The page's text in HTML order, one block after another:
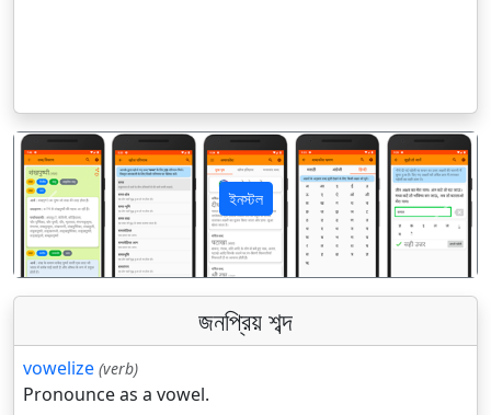
ইনস্টল
पिछला अगला
জনপ্রিয় শব্দ
vowelize (verb)
Pronounce as a vowel.